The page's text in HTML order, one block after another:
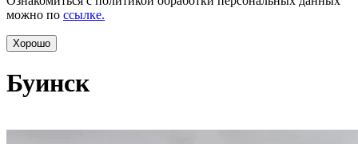
можно по ссылке.
Хорошо
Буинск